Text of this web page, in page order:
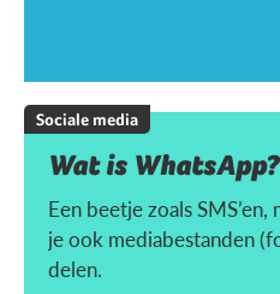
Sociale media
Wat is WhatsApp?
Een beetje zoals
je ook mediabestanden
delen.